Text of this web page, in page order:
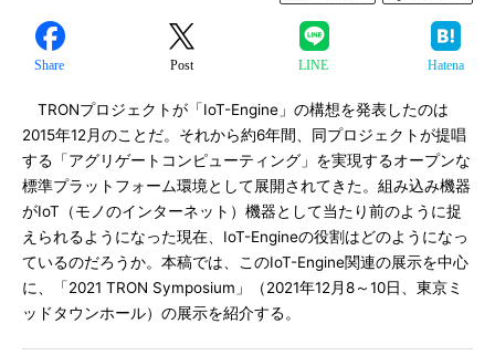
Share Post LINE Hatena
TRONプロジェクトが「IoT-Engine」の構想を発表したのは
2015年12月のことだ。それから約6年間、同プロジェクトが提唱
する「アグリゲートコンピューティング」を実現するオープンな
標準プラットフォーム環境として展開されてきた。組み込み機器
がIoT（モノのインターネット）機器として当たり前のように捉
えられるようになった現在、IoT-Engineの役割はどのようになっ
ているのだろうか。本稿では、このIoT-Engine関連の展示を中心
に、「2021 TRON Symposium」（2021年12月8～10日、東京ミ
ッドタウンホール）の展示を紹介する。